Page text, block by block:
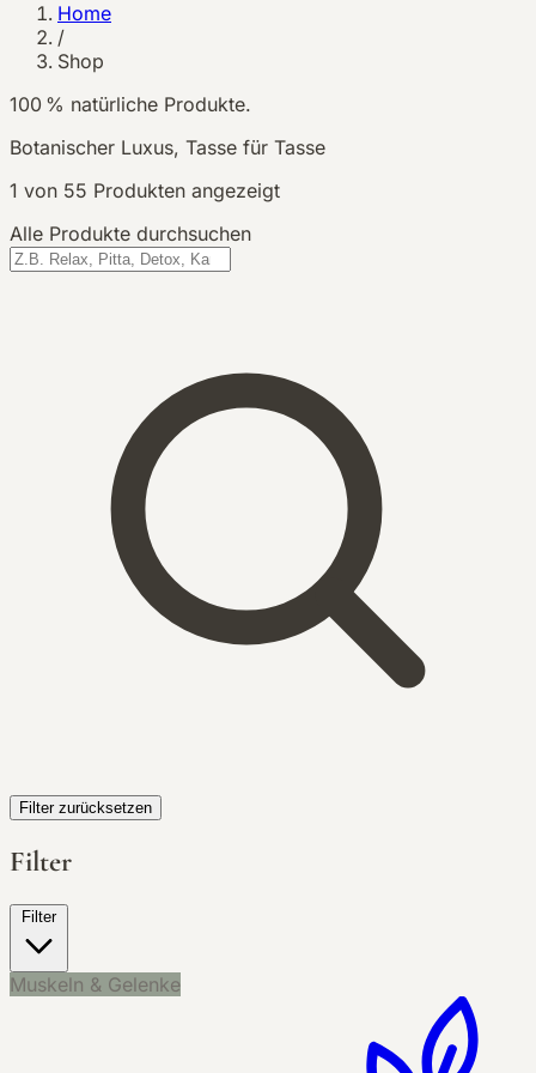
Home
/
Shop
100 % natürliche Produkte.
Botanischer Luxus, Tasse für Tasse
1 von 55 Produkten angezeigt
Alle Produkte durchsuchen
Filter zurücksetzen
Filter
Filter
Muskeln & Gelenke